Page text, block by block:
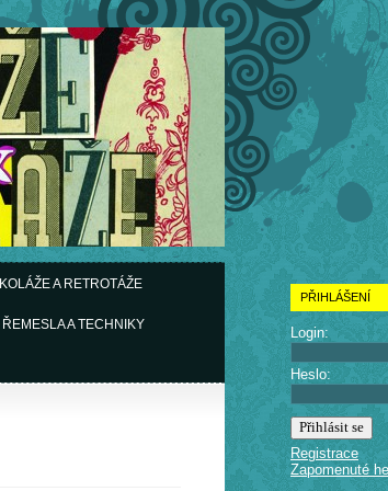
KOLÁŽE A RETROTÁŽE
ŘEMESLA A TECHNIKY
PŘIHLÁŠENÍ
Login:
Heslo:
Registrace
Zapomenuté